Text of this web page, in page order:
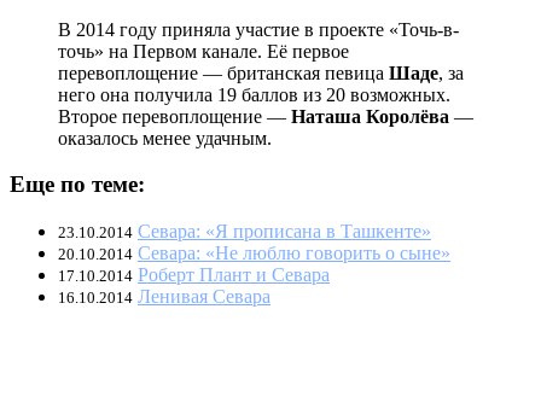
В 2014 году приняла участие в проекте «Точь-в-
точь» на Первом канале. Её первое
перевоплощение — британская певица Шаде, за
него она получила 19 баллов из 20 возможных.
Второе перевоплощение — Наташа Королёва —
оказалось менее удачным.
Еще по теме:
23.10.2014 Севара: «Я прописана в Ташкенте»
20.10.2014 Севара: «Не люблю говорить о сыне»
17.10.2014 Роберт Плант и Севара
16.10.2014 Ленивая Севара